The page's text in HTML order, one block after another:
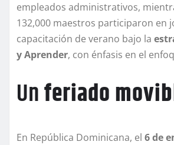
empleados administrativos,
132,000 maestros participaron en
capacitación de verano bajo la
y Aprender, con énfasis en el
Unferiado
En República Dominicana, el 6 de